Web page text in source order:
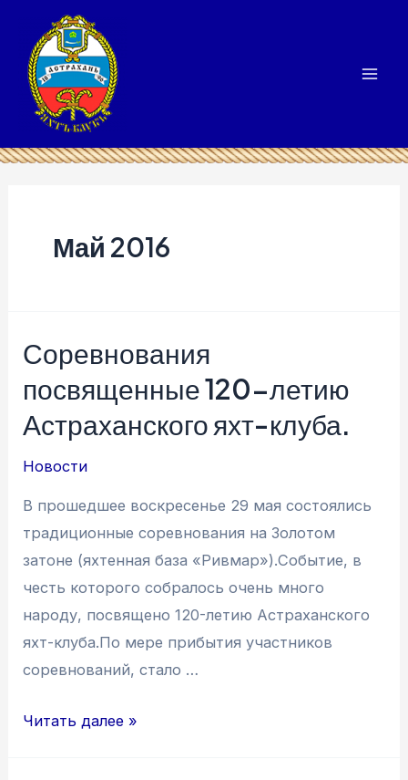
Перейти
содержимому
Май 2016
Соревнования
посвященные 120-летию
Астраханского яхт-клуба.
Новости
В прошедшее воскресенье 29 мая состоялись
традиционные соревнования на Золотом
затоне (яхтенная база «Ривмар»).Событие, в
честь которого собралось очень много
народу, посвящено 120-летию Астраханского
яхт-клуба.По мере прибытия участников
соревнований, стало …
Соревнования
Читать далее »